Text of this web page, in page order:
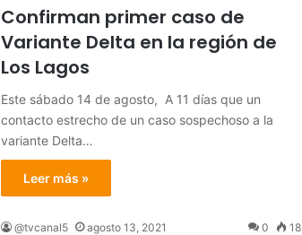
Confirman primer caso de
Variante Delta en la región de
Los Lagos
Este sábado 14 de agosto, A 11 días que un
contacto estrecho de un caso sospechoso a la
variante Delta…
Leer más »
@tvcanal5 agosto 13, 2021 0 18